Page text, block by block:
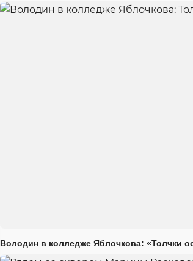
Володин в колледже Яблочкова: «Толчки